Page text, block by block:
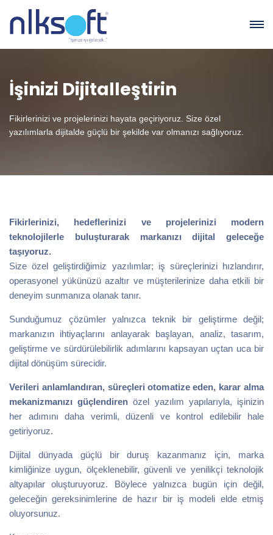
İşinizi Dijitalleştirin
Fikirlerinizi ve projelerinizi hayata geçiriyoruz. Size özel
yazılımlarla dijitalde güçlü bir şekilde var olmanızı sağlıyoruz.
Fikirlerinizi, hedeflerinizi ve projelerinizi modern
teknolojilerle buluşturarak markanızı dijital geleceğe
taşıyoruz.
Size özel geliştirdiğimiz yazılımlar; iş süreçlerinizi hızlandırır,
operasyonel yükünüzü azaltır ve müşterilerinize daha etkili bir
deneyim sunmanıza olanak tanır.
Sunduğumuz çözümler yalnızca teknik bir geliştirme değil;
markanızın ihtiyaçlarını anlayarak başlayan, analiz, tasarım,
geliştirme ve sürdürülebilirlik adımlarını kapsayan uçtan uca bir
dijital dönüşüm sürecidir.
Verileri anlamlandıran, süreçleri otomatize eden, karar alma
mekanizmanızı güçlendiren özel yazılım yapılarıyla, işinizin
her adımını daha verimli, düzenli ve kontrol edilebilir hale
getiriyoruz.
Dijital dünyada güçlü bir duruş kazanmanız için, marka
kimliğinize uygun, ölçeklenebilir, güvenli ve yenilikçi teknolojik
altyapılar oluşturuyoruz. Böylece yalnızca bugün için değil,
geleceğin gereksinimlerine de hazır bir iş modeli elde etmiş
oluyorsunuz.